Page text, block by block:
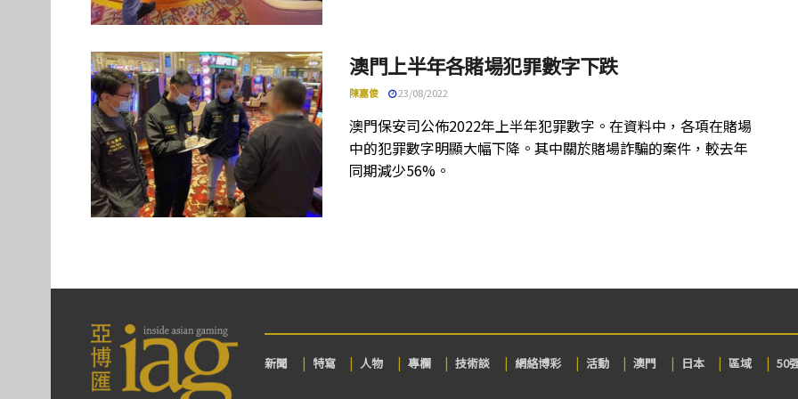
澳門上半年各賭場犯罪數字下跌
陳嘉俊 23/08/2022
澳門保安司公佈2022年上半年犯罪數字。在資料中，各項在賭場
中的犯罪數字明顯大幅下降。其中關於賭場詐騙的案件，較去年
同期減少56%。
新聞 特寫 人物 專欄 技術談 網絡博彩 活動 澳門 日本 區域 50